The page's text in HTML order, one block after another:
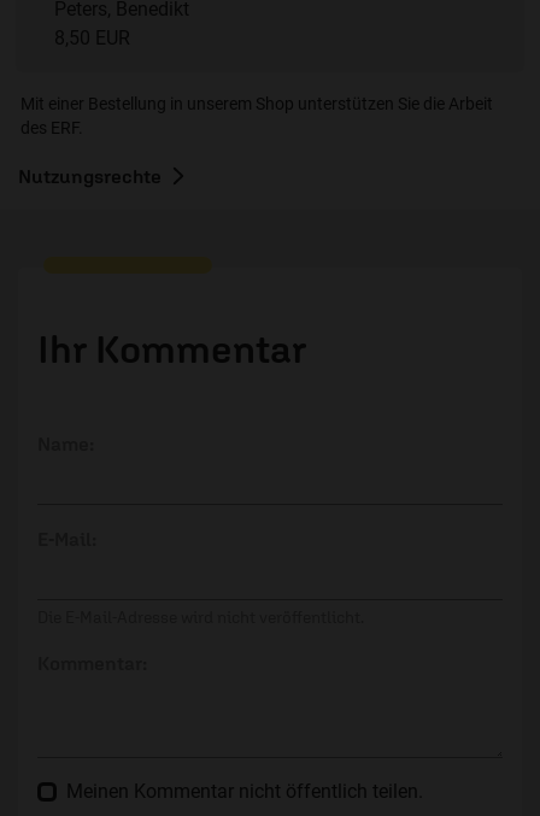
Peters, Benedikt
8,50 EUR
Mit einer Bestellung in unserem Shop unterstützen Sie die Arbeit
des ERF.
Nutzungsrechte
Ihr Kommentar
Meinen Kommentar nicht öffentlich teilen.